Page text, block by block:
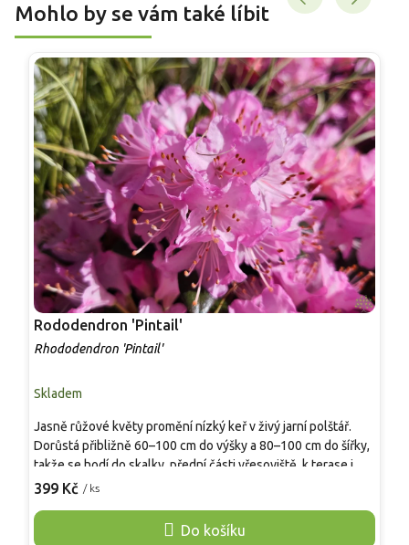
Mohlo by se vám také líbit
Rododendron 'Pintail'
Rhododendron 'Pintail'
Skladem
399 Kč / ks
Do košíku
Jasně růžové květy promění nízký keř v živý jarní polštář.
Dorůstá přibližně 60–100 cm do výšky a 80–100 cm do šířky,
takže se hodí do skalky, přední části vřesoviště, k terase i do
větší nádoby. V dubnu a květnu nese množství široce
vůní. Drobné tmavě zelené listy drží úhledný vzhled po celý
rok. Dobře ladí s vřesy, borůvkami, nízkými jehličnany,